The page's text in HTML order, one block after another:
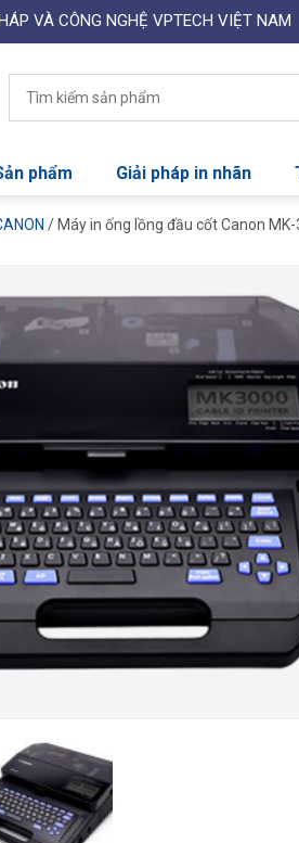
VÀ CÔNG NGHỆ VPTECH VIỆT NAM
phẩm Giải pháp in nhãn
/ Máy in ống lồng đầu cốt Canon